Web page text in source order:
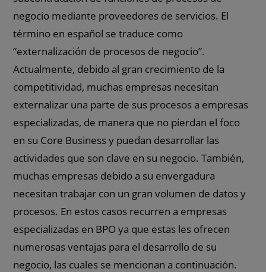
negocio mediante proveedores de servicios. El
término en español se traduce como
“externalización de procesos de negocio”.
Actualmente, debido al gran crecimiento de la
competitividad, muchas empresas necesitan
externalizar una parte de sus procesos a empresas
especializadas, de manera que no pierdan el foco
en su Core Business y puedan desarrollar las
actividades que son clave en su negocio. También,
muchas empresas debido a su envergadura
necesitan trabajar con un gran volumen de datos y
procesos. En estos casos recurren a empresas
especializadas en BPO ya que estas les ofrecen
numerosas ventajas para el desarrollo de su
negocio, las cuales se mencionan a continuación.